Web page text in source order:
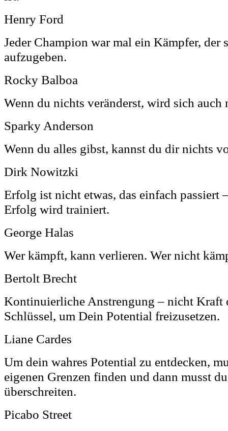
Henry Ford
Jeder Champion war mal ein Kämpfer, der
aufzugeben.
Rocky Balboa
Wenn du nichts veränderst, wird sich auch
Sparky Anderson
Wenn du alles gibst, kannst du dir nichts
Dirk Nowitzki
Erfolg ist nicht etwas, das einfach passiert
Erfolg wird trainiert.
George Halas
Wer kämpft, kann verlieren. Wer nicht
Bertolt Brecht
Kontinuierliche Anstrengung – nicht Kraft
Schlüssel, um Dein Potential freizusetzen.
Liane Cardes
Um dein wahres Potential zu entdecken,
eigenen Grenzen finden und dann musst
überschreiten.
Picabo Street